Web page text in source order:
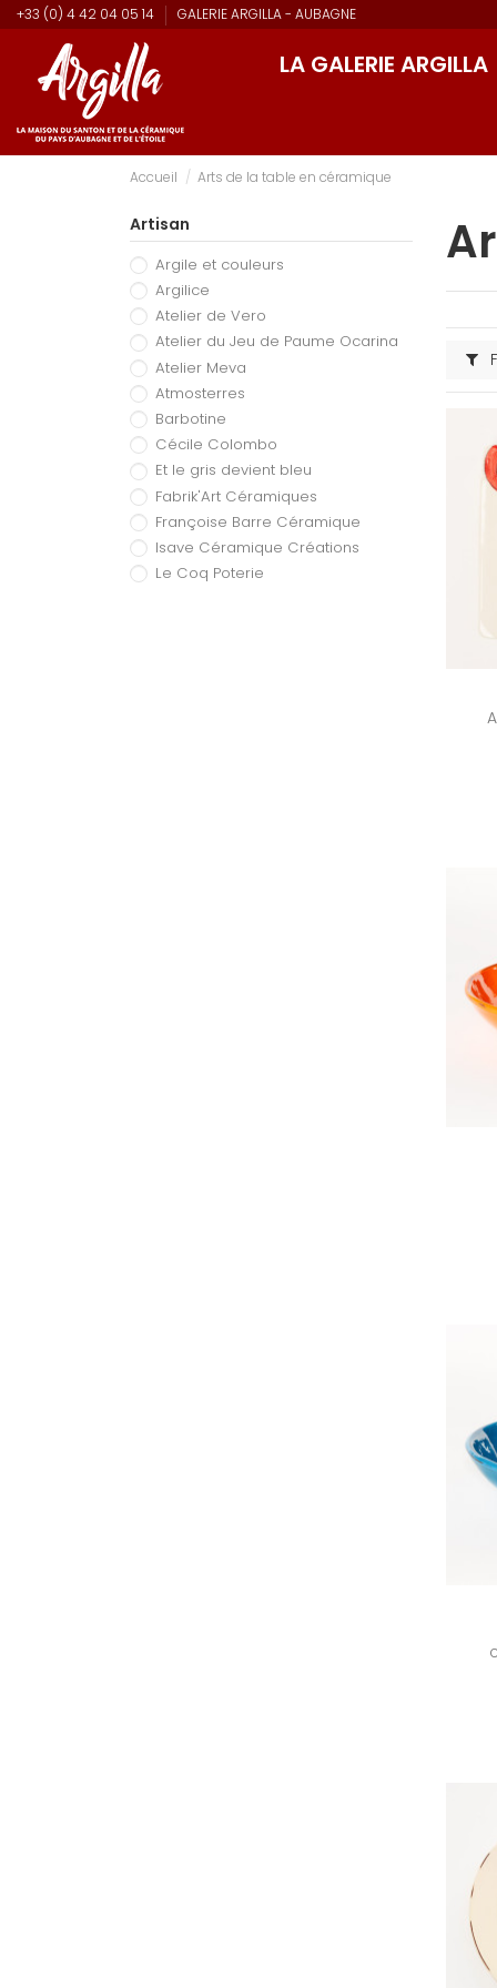
+33 (0) 4 42 04 05 14 GALERIE ARGILLA - AUBAGNE
LA GALERIE ARGILLA
Accueil Arts de la table en céramique
Artisan
Argile et couleurs
Argilice
Atelier de Vero
Atelier du Jeu de Paume Ocarina
Atelier Meva
Atmosterres
Barbotine
Cécile Colombo
Et le gris devient bleu
Fabrik'Art Céramiques
Françoise Barre Céramique
Isave Céramique Créations
Le Coq Poterie